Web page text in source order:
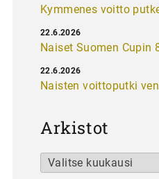
Kymmenes voitto
Naiset Suomen Cupin
22.6.2026
Naisten voittoputki
22.6.2026
Arkistot
Arkistot